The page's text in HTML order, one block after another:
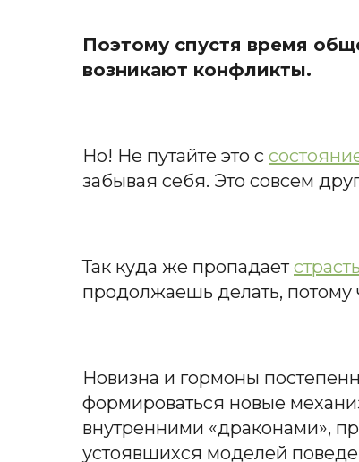
Поэтому спустя время
возникают конфликты.
Но! Не путайте это с
забывая себя. Это совсем
Так куда же пропадаетстрасть
продолжаешь делать, потому
Новизна и гормоны
формироваться новые
внутренними «драконами»,
устоявшихся моделей